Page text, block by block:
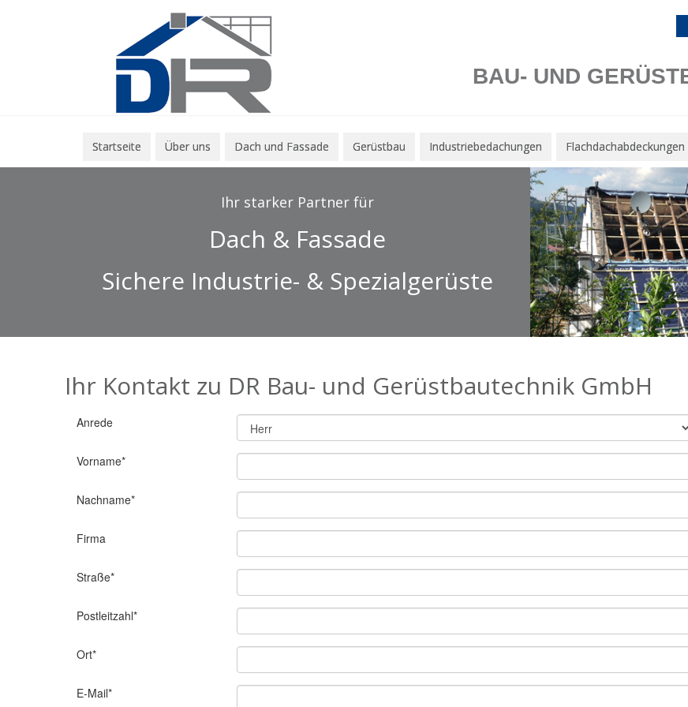
BAU- UND
Startseite Über uns Dach und Fassade Gerüstbau Industriebedachungen Flachdachabdeckungen
Ihr starker Partner für
Dach & Fassade
Sichere Industrie- & Spezialgerüste
Ihr Kontakt zu DR Bau- und Gerüstbautechnik GmbH